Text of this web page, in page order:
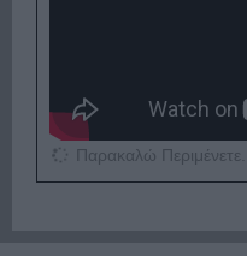
Παρακαλώ Περιμένετε...